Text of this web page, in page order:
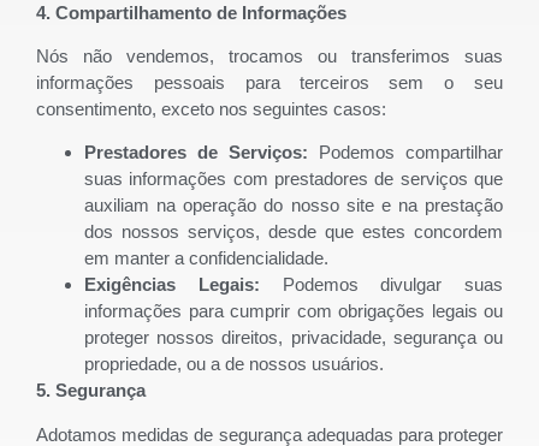
4. Compartilhamento de Informações
Nós não vendemos, trocamos ou transferimos suas
informações pessoais para terceiros sem o seu
consentimento, exceto nos seguintes casos:
Prestadores de Serviços: Podemos compartilhar
suas informações com prestadores de serviços que
auxiliam na operação do nosso site e na prestação
dos nossos serviços, desde que estes concordem
em manter a confidencialidade.
Exigências Legais: Podemos divulgar suas
informações para cumprir com obrigações legais ou
proteger nossos direitos, privacidade, segurança ou
propriedade, ou a de nossos usuários.
5. Segurança
Adotamos medidas de segurança adequadas para proteger